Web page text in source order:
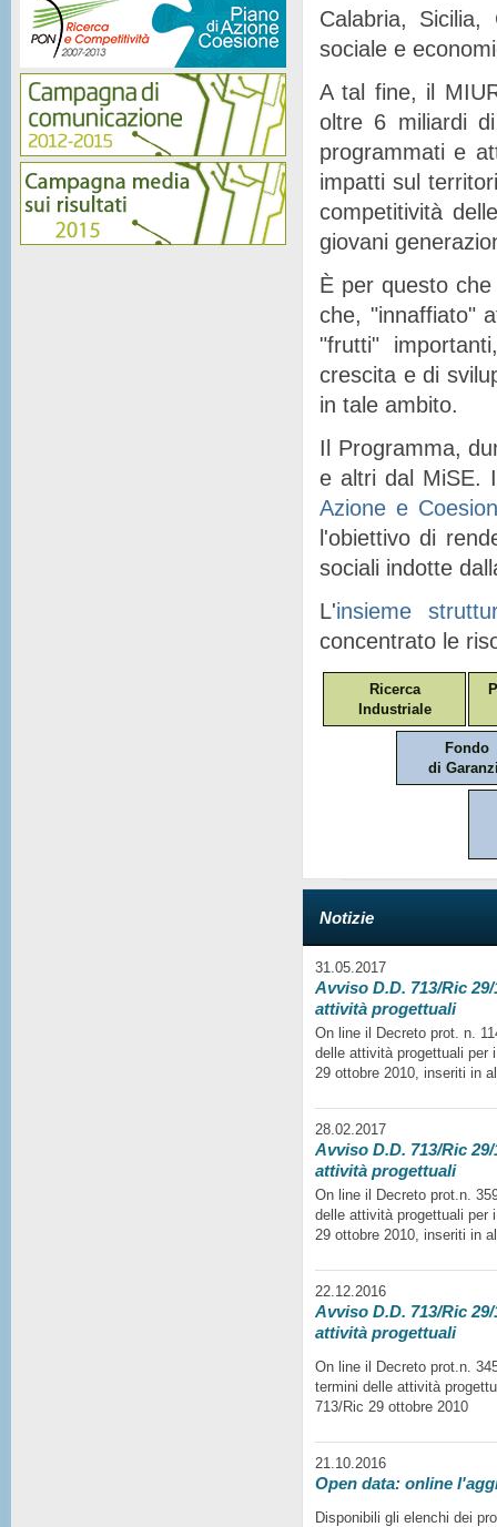
Calabria, Sicilia,
sociale e
A tal fine, il
oltre 6 miliardi
programmati e
impatti sul
competitività
giovani
È per questo
che, "innaffiato"
"frutti"
crescita e di
in tale ambito.
Il Programma,
e altri dal MiSE.
Azione e
l'obiettivo di
sociali indotte
L'insieme
concentrato le
Ricerca
Industriale
Fondo
di
Notizie
31.05.2017
Avviso D.D. 713/Ric
attività progettuali
On line il Decreto prot. n.
delle attività progettuali per
29 ottobre 2010, inseriti in
28.02.2017
Avviso D.D. 713/Ric
attività progettuali
On line il Decreto prot.n.
delle attività progettuali per
29 ottobre 2010, inseriti in
22.12.2016
Avviso D.D. 713/Ric
attività progettuali
On line il Decreto prot.n.
termini delle attività
713/Ric 29 ottobre 2010
21.10.2016
Open data: online
Disponibili gli elenchi dei